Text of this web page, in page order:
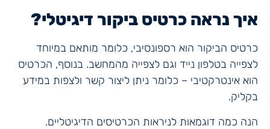
איך נראה כרטיס ביקור דיגיטלי?
כרטיס הביקור הוא רספונסיבי, כלומר מותאם במיוחד
לצפייה בטלפון נייד וגם לצפייה מהמחשב. בנוסף, הכרטיס
הוא אינטרקטיבי – כלומר ניתן ליצור קשר ולצפות במידע
בקליק.
הנה כמה דוגמאות לניראות הכרטיסים הדיגיטליים.